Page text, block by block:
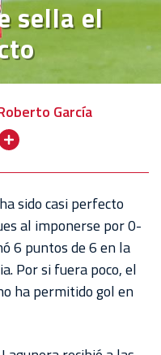
sella el
García
sido casi perfecto
al imponerse por 0-
6 puntos de 6 en la
Por si fuera poco, el
ha permitido gol en